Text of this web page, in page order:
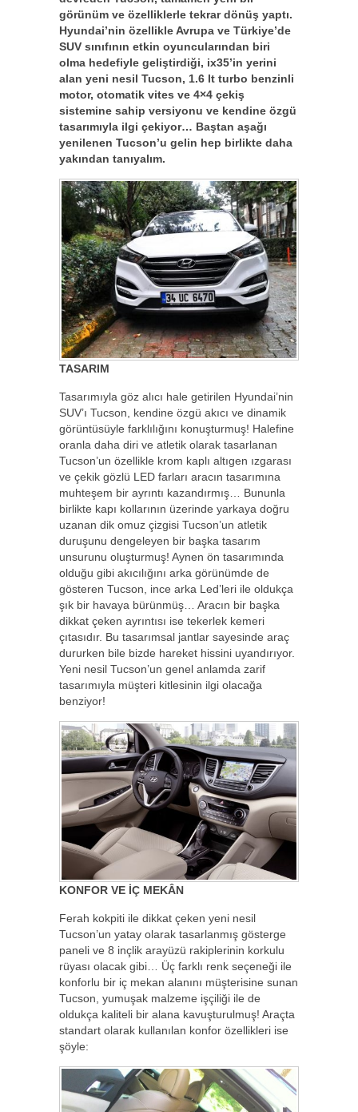
görünüm ve özelliklerle tekrar dönüş yaptı.
Hyundai’nin özellikle Avrupa ve Türkiye’de
SUV sınıfının etkin oyuncularından biri
olma hedefiyle geliştirdiği, ix35’in yerini
alan yeni nesil Tucson, 1.6 lt turbo benzinli
motor, otomatik vites ve 4×4 çekiş
sistemine sahip versiyonu ve kendine özgü
tasarımıyla ilgi çekiyor… Baştan aşağı
yenilenen Tucson’u gelin hep birlikte daha
yakından tanıyalım.
TASARIM
Tasarımıyla göz alıcı hale getirilen Hyundai’nin
SUV’ı Tucson, kendine özgü akıcı ve dinamik
görüntüsüyle farklılığını konuşturmuş! Halefine
oranla daha diri ve atletik olarak tasarlanan
Tucson’un özellikle krom kaplı altıgen ızgarası
ve çekik gözlü LED farları aracın tasarımına
muhteşem bir ayrıntı kazandırmış… Bununla
birlikte kapı kollarının üzerinde yarkaya doğru
uzanan dik omuz çizgisi Tucson’un atletik
duruşunu dengeleyen bir başka tasarım
unsurunu oluşturmuş! Aynen ön tasarımında
olduğu gibi akıcılığını arka görünümde de
gösteren Tucson, ince arka Led’leri ile oldukça
şık bir havaya bürünmüş… Aracın bir başka
dikkat çeken ayrıntısı ise tekerlek kemeri
çıtasıdır. Bu tasarımsal jantlar sayesinde araç
dururken bile bizde hareket hissini uyandırıyor.
Yeni nesil Tucson’un genel anlamda zarif
tasarımıyla müşteri kitlesinin ilgi olacağa
benziyor!
KONFOR VE İÇ MEKÂN
Ferah kokpiti ile dikkat çeken yeni nesil
Tucson’un yatay olarak tasarlanmış gösterge
paneli ve 8 inçlik arayüzü rakiplerinin korkulu
rüyası olacak gibi… Üç farklı renk seçeneği ile
konforlu bir iç mekan alanını müşterisine sunan
Tucson, yumuşak malzeme işçiliği ile de
oldukça kaliteli bir alana kavuşturulmuş! Araçta
standart olarak kullanılan konfor özellikleri ise
şöyle: